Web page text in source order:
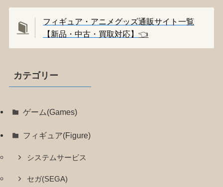
フィギュア・アニメグッズ通販サイト一覧
【新品・中古・買取対応】👈️
カテゴリー
ゲーム(Games)
フィギュア(Figure)
システムサービス
セガ(SEGA)